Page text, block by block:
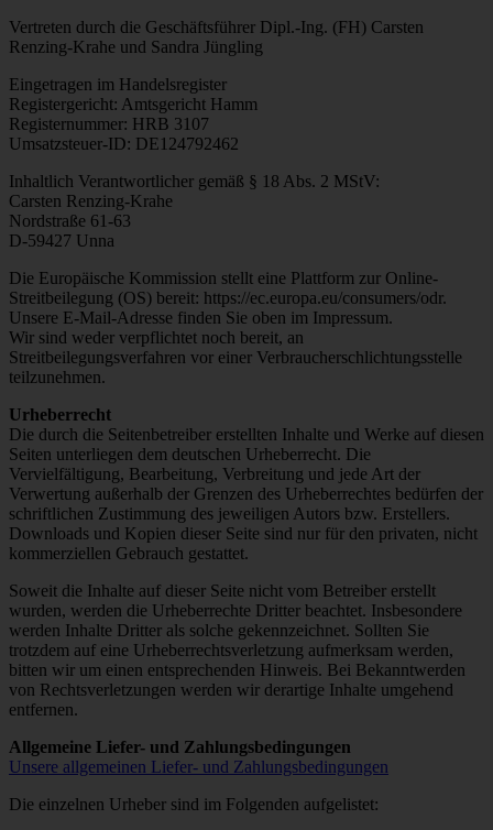
Vertreten durch die Geschäftsführer Dipl.-Ing. (FH) Carsten
Renzing-Krahe und Sandra Jüngling
Eingetragen im Handelsregister
Registergericht: Amtsgericht Hamm
Registernummer: HRB 3107
Umsatzsteuer-ID: DE124792462
Inhaltlich Verantwortlicher gemäß § 18 Abs. 2 MStV:
Carsten Renzing-Krahe
Nordstraße 61-63
D-59427 Unna
Die Europäische Kommission stellt eine Plattform zur Online-
Streitbeilegung (OS) bereit: https://ec.europa.eu/consumers/odr.
Unsere E-Mail-Adresse finden Sie oben im Impressum.
Wir sind weder verpflichtet noch bereit, an
Streitbeilegungsverfahren vor einer Verbraucherschlichtungsstelle
teilzunehmen.
Urheberrecht
Die durch die Seitenbetreiber erstellten Inhalte und Werke auf diesen
Seiten unterliegen dem deutschen Urheberrecht. Die
Vervielfältigung, Bearbeitung, Verbreitung und jede Art der
Verwertung außerhalb der Grenzen des Urheberrechtes bedürfen der
schriftlichen Zustimmung des jeweiligen Autors bzw. Erstellers.
Downloads und Kopien dieser Seite sind nur für den privaten, nicht
kommerziellen Gebrauch gestattet.
Soweit die Inhalte auf dieser Seite nicht vom Betreiber erstellt
wurden, werden die Urheberrechte Dritter beachtet. Insbesondere
werden Inhalte Dritter als solche gekennzeichnet. Sollten Sie
trotzdem auf eine Urheberrechtsverletzung aufmerksam werden,
bitten wir um einen entsprechenden Hinweis. Bei Bekanntwerden
von Rechtsverletzungen werden wir derartige Inhalte umgehend
entfernen.
Allgemeine Liefer- und Zahlungsbedingungen
Unsere allgemeinen Liefer- und Zahlungsbedingungen
Die einzelnen Urheber sind im Folgenden aufgelistet: